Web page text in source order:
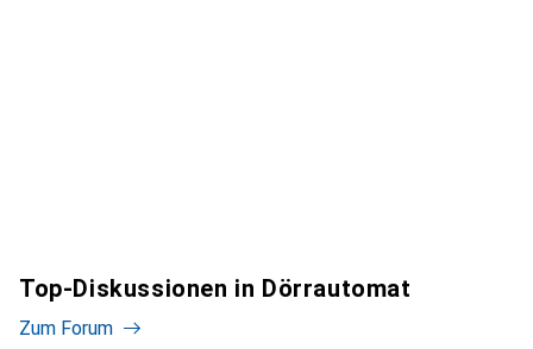
Top-Diskussionen in Dörrautomat
Zum Forum